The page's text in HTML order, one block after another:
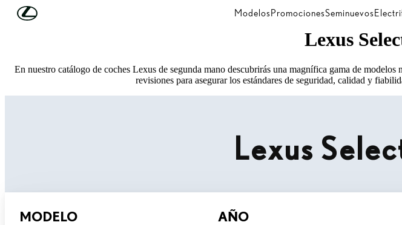
Skip to Main Content ModelosPromocionesSeminuevos
Lexus
En nuestro catálogo de coches Lexus de segunda mano descubrirás una magnífica gama de
revisiones para asegurar los estándares de seguridad, calidad y
Lexus
MODELO AÑO